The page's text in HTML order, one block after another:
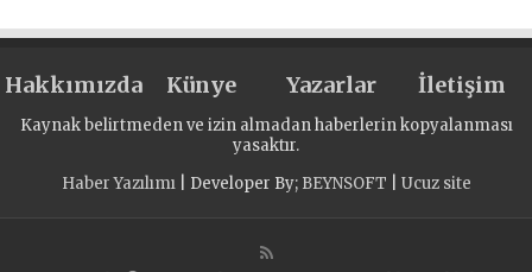
İcra Edildi
Hakkımızda Künye Yazarlar İletişim
Kaynak belirtmeden ve izin almadan haberlerin kopyalanması
yasaktır.
Haber Yazılımı| Developer By; BEYNSOFT Ucuz site